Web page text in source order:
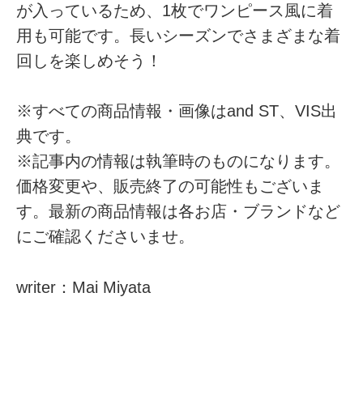
が入っているため、1枚でワンピース風に着
用も可能です。長いシーズンでさまざまな着
回しを楽しめそう！
※すべての商品情報・画像はand ST、VIS出
典です。
※記事内の情報は執筆時のものになります。
価格変更や、販売終了の可能性もございま
す。最新の商品情報は各お店・ブランドなど
にご確認くださいませ。
writer：Mai Miyata